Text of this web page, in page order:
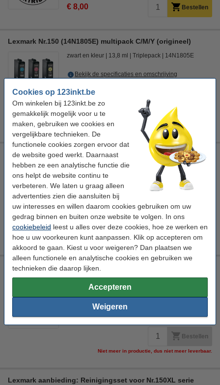
Cookies op 123inkt.be
Om winkelen bij 123inkt.be zo
gemakkelijk mogelijk voor u te
maken, gebruiken we cookies en
vergelijkbare technieken. De
functionele cookies zorgen ervoor dat
de website goed werkt. Daarnaast
hebben ze een analytische functie die
ons helpt de website continu te
verbeteren. We laten u graag alleen
advertenties zien die aansluiten bij
uw interesses en willen daarom cookies gebruiken om uw
gedrag binnen en buiten onze website te volgen. In ons
cookiebeleid leest u alles over deze cookies, hoe ze werken en
hoe u uw voorkeuren kunt aanpassen. Klik op accepteren om
akkoord te gaan. Kiest u voor weigeren? Dan plaatsen we
alleen functionele en analytische cookies en gebruiken we
technieken die daarop lijken.
Accepteren
Weigeren
€ 8,00 Bestellen
Lexmark Nr.150 (14N1805E) multipack C/M/Y (origineel)
zwart en kleur 13,8 ml Triplepack 14N1805E
Bekijk de specificaties en omschrijving
Prijs per ml
Niet meer in productie, dus niet meer leverbaar.
Lexmark Nr.150 (14N1910E) multipack BK/C/M/Y (origineel)
zwart en kleur 21,5 ml 14N1910E
Bekijk de specificaties en omschrijving
€ 1,98
Bestellen
Niet meer in productie, dus niet meer leverbaar.
Lexmark Nr.150XL (14N1807E) multipack C/M/Y (origineel)
Bestellen
Niet meer in productie, dus niet meer leverbaar.
Lexmark aanbieding: Reinigingsset voor Nr.150XL serie